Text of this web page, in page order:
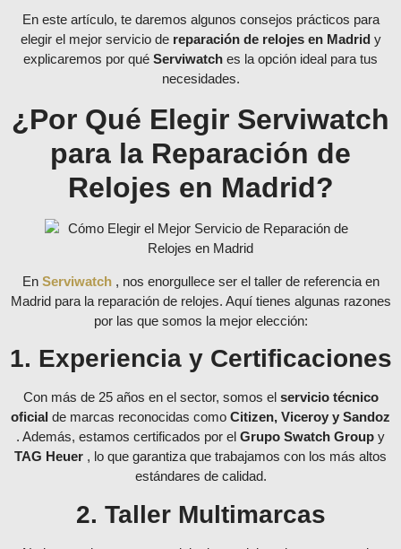
En este artículo, te daremos algunos consejos prácticos para
elegir el mejor servicio de reparación de relojes en Madrid y
explicaremos por qué Serviwatch es la opción ideal para tus
necesidades.
¿Por Qué Elegir Serviwatch
para la Reparación de
Relojes en Madrid?
En Serviwatch , nos enorgullece ser el taller de referencia en
Madrid para la reparación de relojes. Aquí tienes algunas razones
por las que somos la mejor elección:
1. Experiencia y Certificaciones
Con más de 25 años en el sector, somos el servicio técnico
oficial de marcas reconocidas como Citizen, Viceroy y Sandoz
. Además, estamos certificados por el Grupo Swatch Group y
TAG Heuer , lo que garantiza que trabajamos con los más altos
estándares de calidad.
2. Taller Multimarcas